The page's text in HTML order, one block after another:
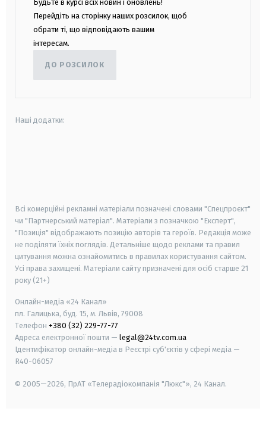
Будьте в курсі всіх новин і оновлень!
Перейдіть на сторінку наших розсилок, щоб
обрати ті, що відповідають вашим
інтересам.
ДО РОЗСИЛОК
Наші додатки:
Всі комерційні рекламні матеріали позначені словами "Спецпроєкт"
чи "Партнерський матеріал". Матеріали з позначкою "Експерт",
"Позиція" відображають позицію авторів та героїв. Редакція може
не поділяти їхніх поглядів. Детальніше щодо реклами та правил
цитування можна ознайомитись в правилах користування сайтом.
Усі права захищені. Матеріали сайту призначені для осіб старше 21
року (21+)
Онлайн-медіа «24 Канал»
пл. Галицька, буд. 15, м. Львів, 79008
Телефон +380 (32) 229-77-77
Адреса електронної пошти — legal@24tv.com.ua
Ідентифікатор онлайн-медіа в Реєстрі суб'єктів у сфері медіа —
R40-06057
© 2005—2026, ПрАТ «Телерадіокомпанія "Люкс"», 24 Канал.